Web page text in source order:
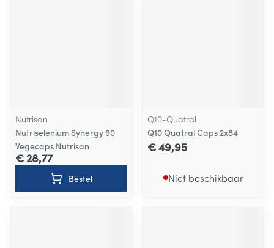
Nutrisan
Nutriselenium Synergy 90
Vegecaps Nutrisan
€ 28,77
Bestel
Q10-Quatral
Q10 Quatral Caps 2x84
€ 49,95
Niet beschikbaar